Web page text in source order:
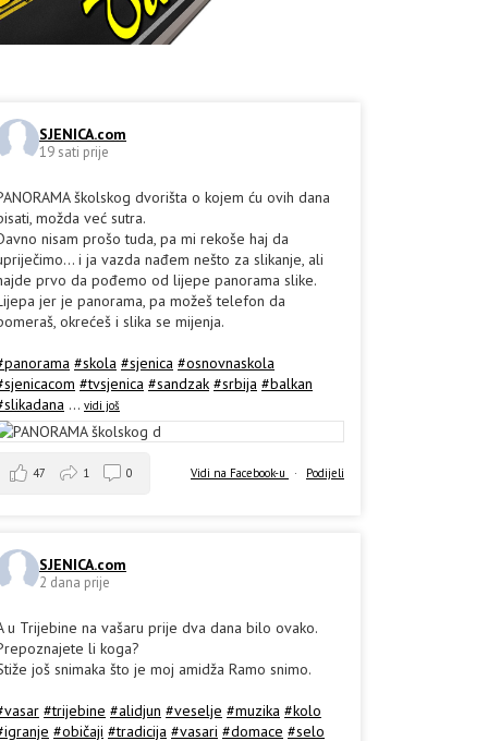
SJENICA.com
19 sati prije
školskog dvorišta o kojem ću ovih dana
možda već sutra.
nisam prošo tuda, pa mi rekoše haj da
i ja vazda nađem nešto za slikanje, ali
prvo da pođemo od lijepe panorama slike.
jer je panorama, pa možeš telefon da
okrećeš i slika se mijenja.
#skola #sjenica #osnovnaskola
#tvsjenica #sandzak #srbija #balkan
... vidi još
Vidi na Facebook-u · Podijeli
47 1 0
SJENICA.com
2 dana prije
u Trijebine na vašaru prije dva dana bilo ovako.
li koga?
još snimaka što je moj amidža Ramo snimo.
#trijebine #alidjun #veselje #muzika #kolo
#običaji #tradicija #vasari #domace #selo